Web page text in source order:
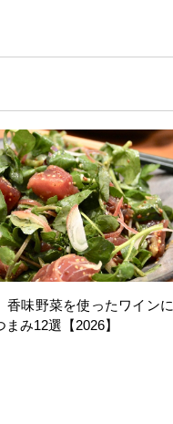
味野菜を使ったワインに
み12選【2026】